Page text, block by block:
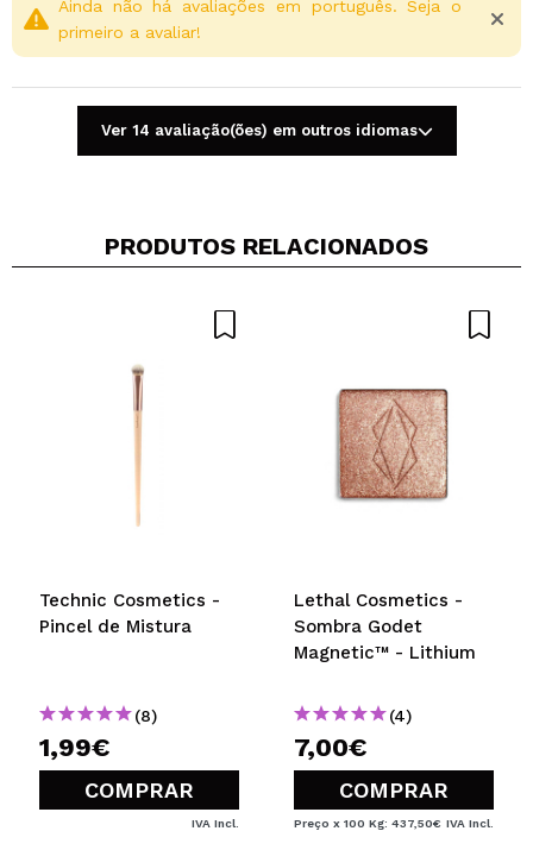
Compartilhar um vídeo ou uma foto
5/5
Ainda não há avaliações em português. Seja o
primeiro a avaliar!
Ver 14 avaliação(ões) em outros idiomas
PRODUTOS RELACIONADOS
Technic Cosmetics -
Pincel de Mistura
(8)
1,99€
COMPRAR
IVA Incl.
Lethal Cosmetics -
Sombra Godet
Magnetic™ - Lithium
(4)
7,00€
COMPRAR
Preço x 100 Kg: 437,50€ IVA Incl.